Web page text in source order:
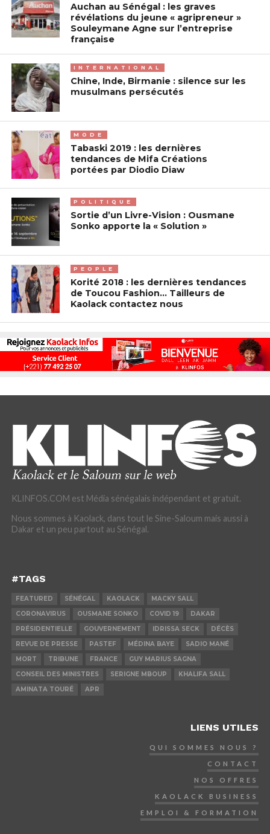
Auchan au Sénégal : les graves
révélations du jeune « agripreneur »
Souleymane Agne sur l’entreprise
française
INTERNATIONAL
Chine, Inde, Birmanie : silence sur les
musulmans persécutés
MODE
Tabaski 2019 : les dernières
tendances de Mifa Créations
portées par Diodio Diaw
POLITIQUE
Sortie d’un Livre-Vision : Ousmane
Sonko apporte la « Solution »
PEOPLE
Korité 2018 : les dernières tendances
de Toucou Fashion… Tailleurs de
Kaolack contactez nous
KLINFOS.COM est Média sénégalais indépendant et gratuit.
Nous sommes à Kaolack, dans tout le Sine-Saloum mais aussi à
Dakar et un peu partout au Sénégal.
#TAGS
FEATURED SÉNÉGAL KAOLACK
MACKY SALL
CORONAVIRUS
OUSMANE SONKO COVID 19
DAKAR
PRÉSIDENTIELLE
GOUVERNEMENT IDRISSA SECK
DÉCÈS
REVUE DE PRESSE
PASTEF MÉDINA BAYE
SADIO MANÉ
MORT
TRIBUNE FRANCE
GUY MARIUS SAGNA
CONSEIL DES MINISTRES
SERIGNE MBOUP
KHALIFA SALL
AMINATA TOURÉ
APR
LIENS UTILES
QUI SOMMES NOUS ?
CONTACT
NOS OFFRES
KAOLACK BUSINESS
EMPLOI & FORMATION